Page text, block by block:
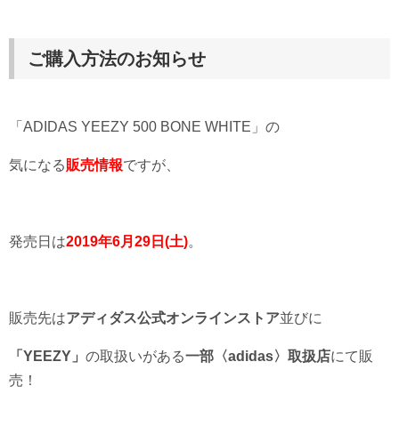
ご購入方法のお知らせ
「ADIDAS YEEZY 500 BONE WHITE」の
気になる販売情報ですが、
発売日は2019年6月29日(土)。
販売先はアディダス公式オンラインストア並びに
「YEEZY」 の取扱いがある一部〈adidas〉取扱店にて販
売！